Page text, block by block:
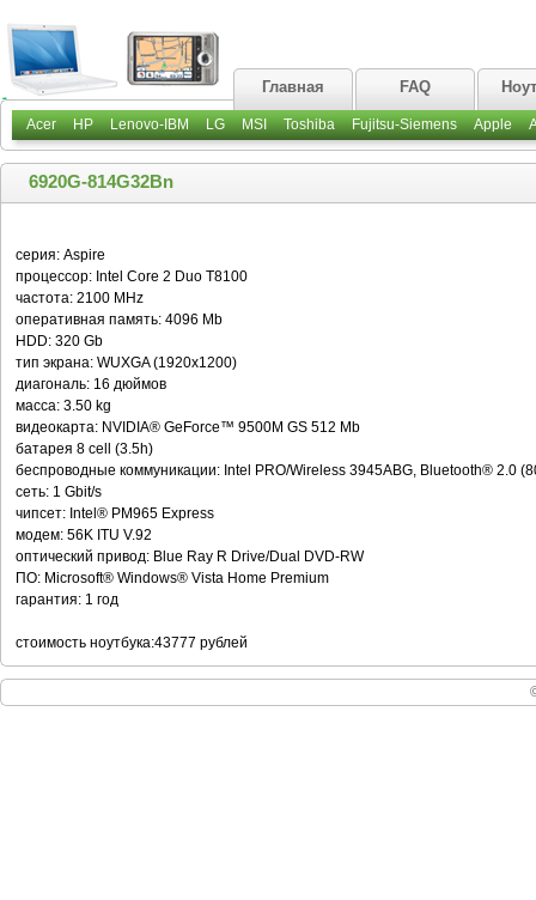
Главная FAQ
Acer HP Lenovo-IBM LG MSI Toshiba Fujitsu-Siemens Apple
6920G-814G32Bn
серия: Aspire
процессор: Intel Core 2 Duo T8100
частота: 2100 MHz
оперативная память: 4096 Mb
HDD: 320 Gb
тип экрана: WUXGA (1920x1200)
диагональ: 16 дюймов
масса: 3.50 kg
видеокарта: NVIDIA® GeForce™ 9500M GS 512 Mb
батарея 8 cell (3.5h)
беспроводные коммуникации: Intel PRO/Wireless 3945ABG, Bluetooth® 2.0
сеть: 1 Gbit/s
чипсет: Intel® PM965 Express
модем: 56K ITU V.92
оптический привод: Blue Ray R Drive/Dual DVD-RW
ПО: Microsoft® Windows® Vista Home Premium
гарантия: 1 год
стоимость ноутбука:43777 рублей